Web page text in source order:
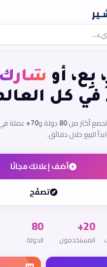
بِع، أو شارك
كل
أكثر من80دولة و70+ عملة
البيع خلال دقائق.
أضف إعلانك مجانًا
تصفّح
20+
المستخدمون
80
الدولة